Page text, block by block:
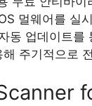
멀웨어를 실
동 업데이트
주기적으로